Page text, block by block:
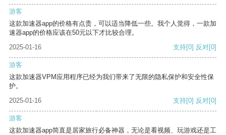
游客
这款加速器app的价格有点贵，可以适当降低一些。我个人觉得，一款加
速器app的价格应该在50元以下才比较合理。
2025-01-16
支持[0] 反对[0]
游客
这款加速器VPM应用程序已经为我们带来了无限的隐私保护和安全性保
护。
2025-01-16
支持[0] 反对[0]
游客
这款加速器app简直是居家旅行必备神器，无论是看视频、玩游戏还是工